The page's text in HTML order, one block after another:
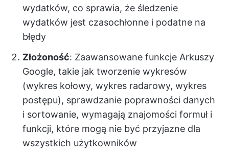
wydatków, co sprawia, że śledzenie
wydatków jest czasochłonne i podatne na
błędy
Złożoność: Zaawansowane funkcje Arkuszy
Google, takie jak tworzenie wykresów
(wykres kołowy, wykres radarowy, wykres
postępu), sprawdzanie poprawności danych
i sortowanie, wymagają znajomości formuł i
funkcji, które mogą nie być przyjazne dla
wszystkich użytkowników